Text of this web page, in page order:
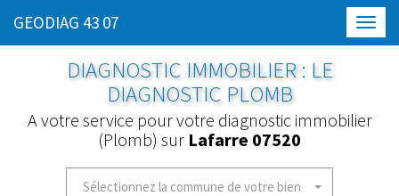
GEODIAG 43 07
DIAGNOSTIC IMMOBILIER : LE
DIAGNOSTIC PLOMB
A votre service pour votre diagnostic immobilier
(Plomb) sur Lafarre 07520
Sélectionnez la commune de votre bien